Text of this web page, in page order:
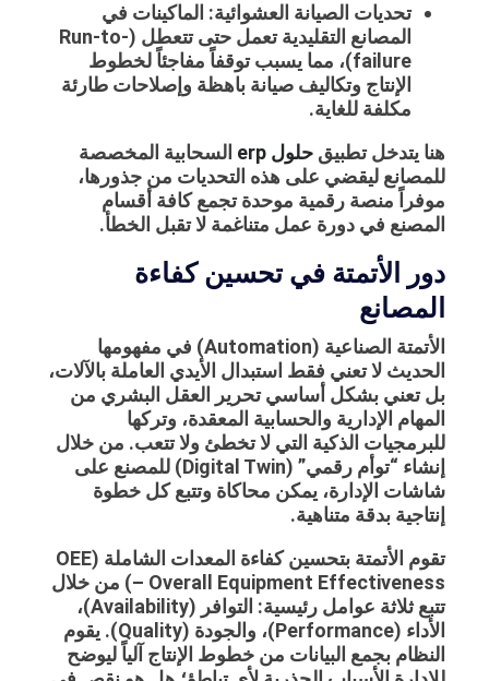
تحديات الصيانة العشوائية: الماكينات في
المصانع التقليدية تعمل حتى تتعطل (Run-to-
failure)، مما يسبب توقفاً مفاجئاً لخطوط
الإنتاج وتكاليف صيانة باهظة وإصلاحات طارئة
مكلفة للغاية.
هنا يتدخل تطبيق حلول erp
السحابية المخصصة
للمصانع ليقضي على هذه التحديات من جذورها،
موفراً منصة رقمية موحدة تجمع كافة أقسام
المصنع في دورة عمل متناغمة لا تقبل الخطأ.
دور الأتمتة في تحسين كفاءة
المصانع
الأتمتة الصناعية (Automation) في مفهومها
الحديث لا تعني فقط استبدال الأيدي العاملة بالآلات،
بل تعني بشكل أساسي تحرير العقل البشري من
المهام الإدارية والحسابية المعقدة، وتركها
للبرمجيات الذكية التي لا تخطئ ولا تتعب. من خلال
إنشاء “توأم رقمي” (Digital Twin) للمصنع على
شاشات الإدارة، يمكن محاكاة وتتبع كل خطوة
إنتاجية بدقة متناهية.
تقوم الأتمتة بتحسين كفاءة المعدات الشاملة (OEE
– Overall Equipment Effectiveness) من خلال
تتبع ثلاثة عوامل رئيسية: التوافر (Availability)،
الأداء (Performance)، والجودة (Quality). يقوم
النظام بجمع البيانات من خطوط الإنتاج آلياً ليوضح